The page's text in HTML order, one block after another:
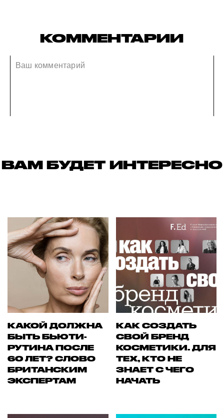
КОММЕНТАРИИ
ВАМ БУДЕТ ИНТЕРЕСНО
КАКОЙ ДОЛЖНА
БЫТЬ БЬЮТИ-
РУТИНА ПОСЛЕ
60 ЛЕТ? СЛОВО
БРИТАНСКИМ
ЭКСПЕРТАМ
КАК СОЗДАТЬ
СВОЙ БРЕНД
КОСМЕТИКИ. ДЛЯ
ТЕХ, КТО НЕ
ЗНАЕТ С ЧЕГО
НАЧАТЬ